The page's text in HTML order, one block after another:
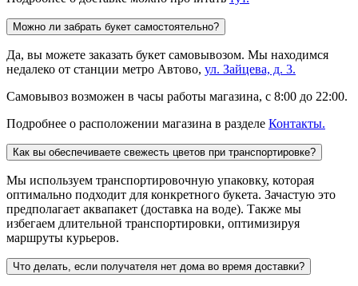
Можно ли забрать букет самостоятельно?
Да, вы можете заказать букет самовывозом. Мы находимся
недалеко от станции метро Автово, ул. Зайцева, д. 3.
Самовывоз возможен в часы работы магазина, с 8:00 до 22:00.
Подробнее о расположении магазина в разделе Контакты.
Как вы обеспечиваете свежесть цветов при транспортировке?
Мы используем транспортировочную упаковку, которая
оптимально подходит для конкретного букета. Зачастую это
предполагает аквапакет (доставка на воде). Также мы
избегаем длительной транспортировки, оптимизируя
маршруты курьеров.
Что делать, если получателя нет дома во время доставки?